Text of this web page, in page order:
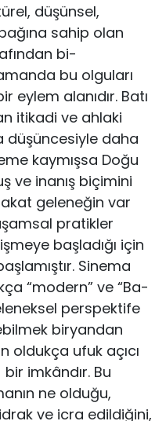
düşünsel,
sahip olan
bi-
bu olguları
eylem alanıdır. Batı
itikadi ve ahlaki
düşüncesiyle daha
kaymışsa Doğu
ve inanış biçimini
gelene­ğin var
pratikler
başladığı için
Sinema
“modern” ve “Ba­
perspektife
biryandan
oldukça ufuk açıcı
imkândır. Bu
ne olduğu,
idrak ve icra edildiğini,